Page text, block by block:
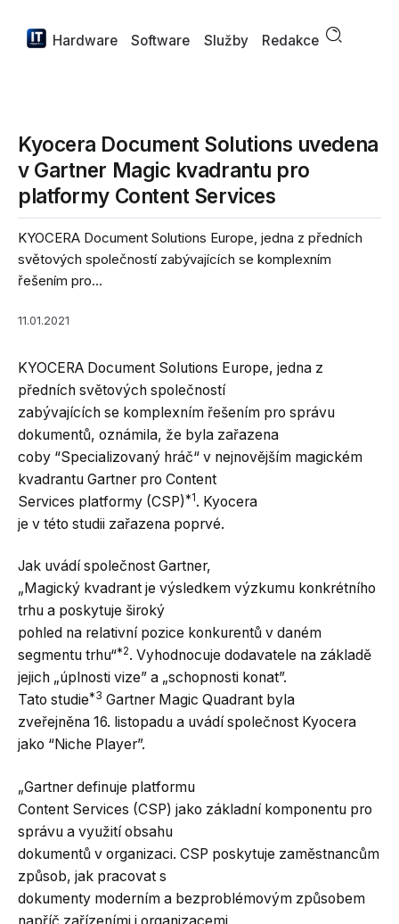
Hardware Software Služby Redakce
Kyocera Document Solutions uvedena
v Gartner Magic kvadrantu pro
platformy Content Services
KYOCERA Document Solutions Europe, jedna z předních
světových společností zabývajících se komplexním
řešením pro...
11.01.2021
KYOCERA Document Solutions Europe, jedna z
předních světových společností
zabývajících se komplexním řešením pro správu
dokumentů, oznámila, že byla zařazena
coby “Specializovaný hráč“ v nejnovějším magickém
kvadrantu Gartner pro Content
Services platformy (CSP)*1. Kyocera
je v této studii zařazena poprvé.
Jak uvádí společnost Gartner,
„Magický kvadrant je výsledkem výzkumu konkrétního
trhu a poskytuje široký
pohled na relativní pozice konkurentů v daném
segmentu trhu“*2. Vyhodnocuje dodavatele na základě
jejich „úplnosti vize” a „schopnosti konat”.
Tato studie*3 Gartner Magic Quadrant byla
zveřejněna 16. listopadu a uvádí společnost Kyocera
jako “Niche Player”.
„Gartner definuje platformu
Content Services (CSP) jako základní komponentu pro
správu a využití obsahu
dokumentů v organizaci. CSP poskytuje zaměstnancům
způsob, jak pracovat s
dokumenty moderním a bezproblémovým způsobem
napříč zařízeními i organizacemi